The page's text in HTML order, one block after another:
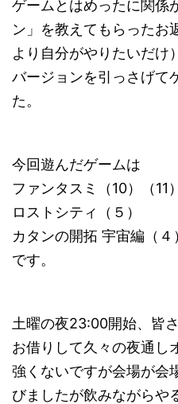
ゲームとはめったに関係
ン」を教えてもらったお
より自分がやりたいだけ
バージョンを引っさげて
た。
今回遊んだゲームは
ファンタスミ（10）（11
ロストシティ（５）
カタンの開拓 宇宙編（４
です。
土曜の夜23:00開始、皆
お借りして久々の夜通し
強くないですが会場が会
びましたが飲みながらや